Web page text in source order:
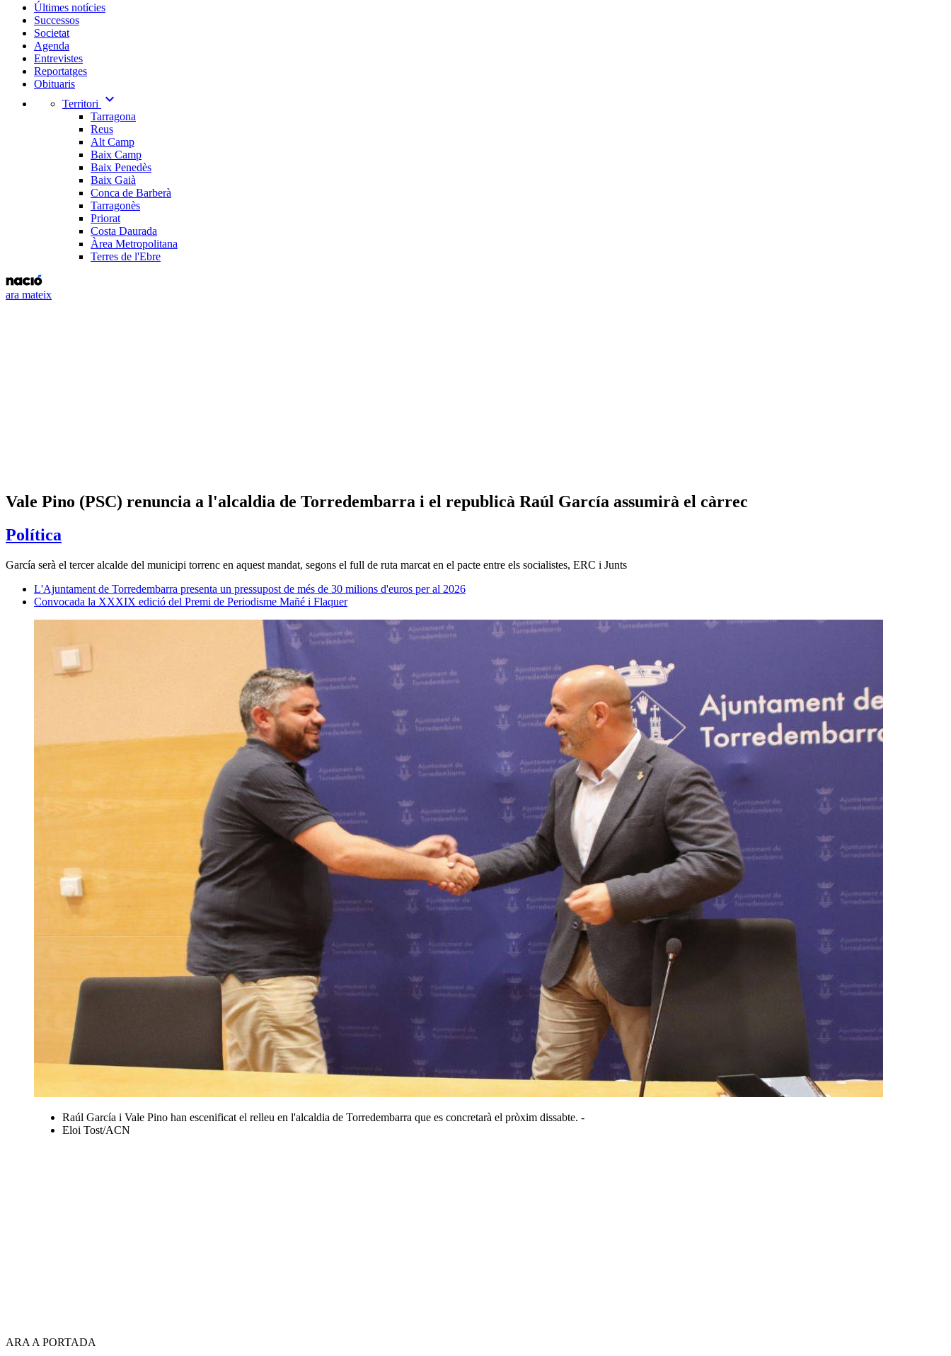
Últimes notícies
Successos
Societat
Agenda
Entrevistes
Reportatges
Obituaris
Territori
expand_more
Tarragona
Reus
Alt Camp
Baix Camp
Baix Penedès
Baix Gaià
Conca de Barberà
Tarragonès
Priorat
Costa Daurada
Àrea Metropolitana
Terres de l'Ebre
ara mateix
Vale Pino (PSC) renuncia a l'alcaldia de Torredembarra i el republicà Raúl García assumirà el càrrec
Política
García serà el tercer alcalde del municipi torrenc en aquest mandat, segons el full de ruta marcat en el pacte entre els socialistes, ERC i Junts
L'Ajuntament de Torredembarra presenta un pressupost de més de 30 milions d'euros per al 2026
Convocada la XXXIX edició del Premi de Periodisme Mañé i Flaquer
Raúl García i Vale Pino han escenificat el relleu en l'alcaldia de Torredembarra que es concretarà el pròxim dissabte. -
Eloi Tost/ACN
ARA A PORTADA